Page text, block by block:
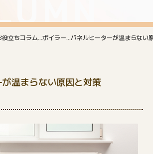
役立ちコラム ボイラー パネルヒーターが温まらない
温まらない原因と対策